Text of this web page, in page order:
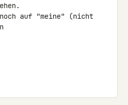
auf "meine" (nicht